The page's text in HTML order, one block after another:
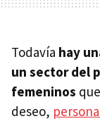
Todavía hay
un sector del
femeninos
deseo,